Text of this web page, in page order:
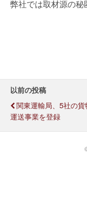
弊社では取材源の秘
以前の投稿
関東運輸局、5社の貨
運送事業を登録